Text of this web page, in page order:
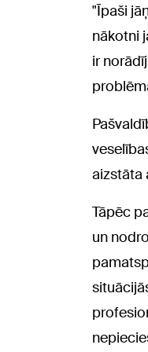
"Īpaši
nākotni
ir
aizstāta
Tāpēc
un